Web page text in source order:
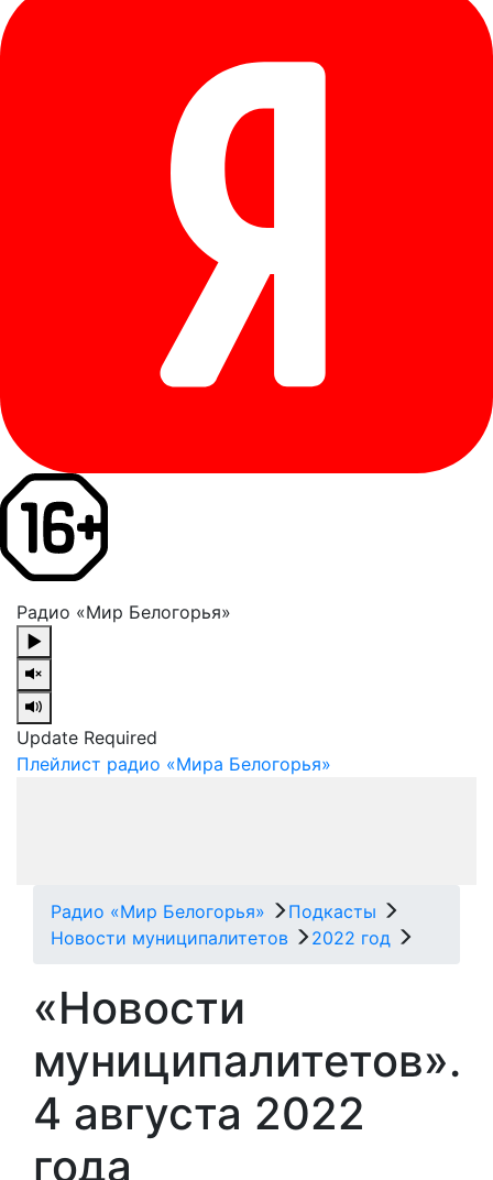
Радио «Мир Белогорья»
Update Required
Плейлист радио «Мира Белогорья»
Радио «Мир Белогорья»
Подкасты
Новости муниципалитетов
2022 год
«Новости
муниципалитетов».
4 августа 2022
года